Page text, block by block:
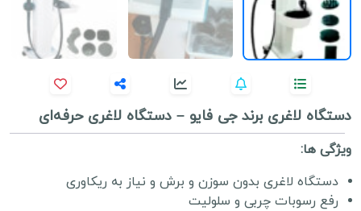
دستگاه لاغری برند جی فایو – دستگاه لاغری حرفه‌ای
ویژگی ها:
دستگاه لاغری بدون سوزن و برش و نیاز به ریکاوری
رفع رسوبات چربی و سلولیت